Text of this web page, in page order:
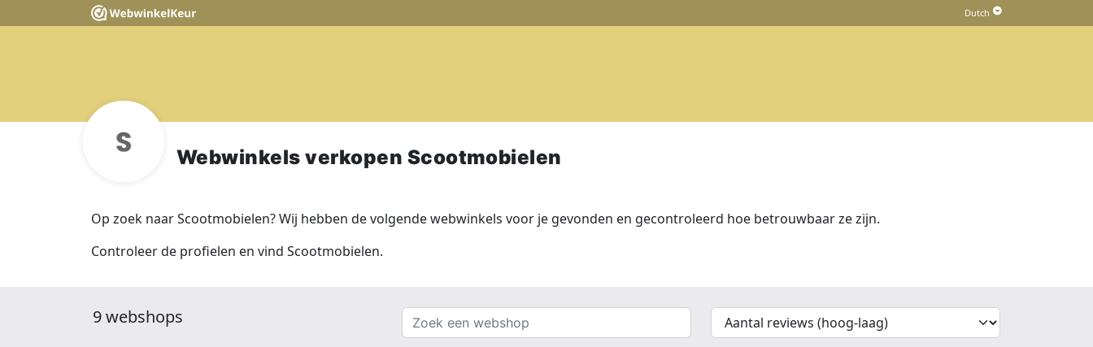
Webwinkels verkopen Scootmobielen
Op zoek naar Scootmobielen? Wij hebben de volgende webwinkels voor je gevonden en gecontroleerd hoe betrouwbaar ze zijn.
Controleer de profielen en vind Scootmobielen.
9 webshops
Zoek
een
{{
__('Sort')